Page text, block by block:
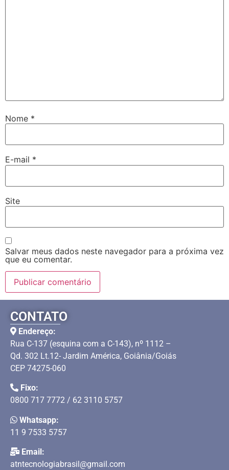
Nome *
E-mail *
Site
Salvar meus dados neste navegador para a próxima vez
que eu comentar.
CONTATO
Endereço:
Rua C-137 (esquina com a C-143), nº 1112 –
Qd. 302 Lt.12- Jardim América, Goiânia/Goiás
CEP 74275-060
Fixo:
0800 717 7772 / 62 3110 5757
Whatsapp:
11 9 7533 5757
Email:
atntecnologiabrasil@gmail.com